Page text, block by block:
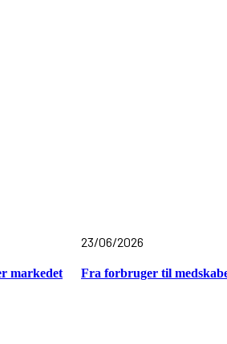
markedet
23/06/2026
Fra forbruger til